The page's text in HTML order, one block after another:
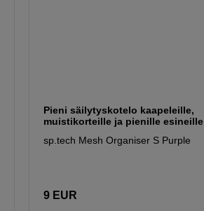
Pieni säilytyskotelo kaapeleille,
muistikorteille ja pienille esineille
sp.tech Mesh Organiser S Purple
9 EUR